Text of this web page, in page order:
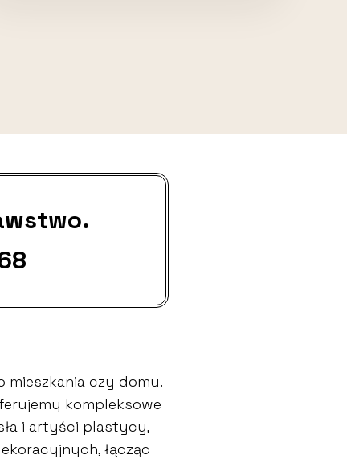
mieszkania czy domu.
kompleksowe
i artyści plastycy,
łącząc